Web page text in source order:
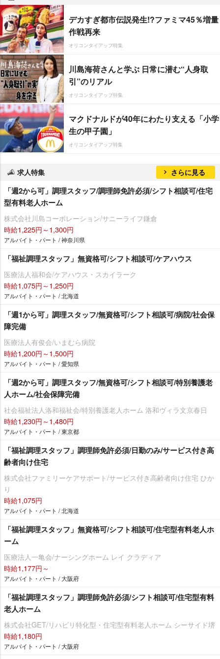
デカすぎ都市伝説発生!?ファミマ45％増量
作戦再来
オリコンタイアップ特集
川島海荷さんと学ぶ 日常に潜む“人身取
引”のリアル
オリコンタイアップ特集
マクドナルドが40年にわたり支える「小学
生の甲子園」
オリコンタイアップ特集
求人特集 さらに見る
「週2から可」調理スタッフ/調理師免許必須/シフト相談可/住宅
型有料老人ホーム
株式会社川島コーポレーション/サニーライフ鎌倉
時給1,225円～1,300円
アルバイト・パート / 神奈川県
「福祉調理スタッフ」無資格可/シフト相談可/ケアハウス
医療法人福和会/ケアハウス・スカイラーク
時給1,075円～1,250円
アルバイト・パート / 北海道
「週1から可」調理スタッフ/無資格可/シフト相談可/病院/社会保
障完備
医療法人有俊会/いまむら病院
時給1,200円～1,500円
アルバイト・パート / 愛知県
「週2から可」調理スタッフ/無資格可/シフト相談可/特別養護老
人ホーム/社会保障完備
社会福祉法人洛和福祉会/特別養護老人ホーム 洛和ヴィラ文京春日
時給1,230円～1,480円
アルバイト・パート / 東京都
「福祉調理スタッフ」調理師免許必須/日勤のみ/サービス付き高
齢者向け住宅
株式会社ファミリーケアサポート/サービス付き高齢者向け住宅 ひか
り
時給1,075円
アルバイト・パート / 北海道
「福祉調理スタッフ」無資格可/シフト相談可/住宅型有料老人ホ
ーム
医療法人一亀会/ナーシングホーム レイ クラディア
時給1,177円～
アルバイト・パート / 大阪府
「福祉調理スタッフ」調理師免許必須/シフト相談可/住宅型有料
老人ホーム
株式会社GET/リハビリ特化型・住宅型有料老人ホーム シーサイド堺
時給1,180円
アルバイト・パート / 大阪府